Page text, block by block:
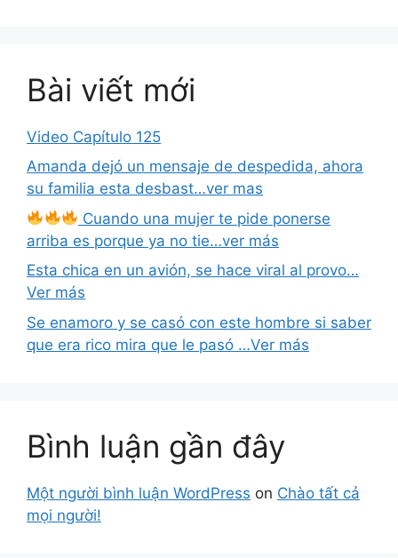
Bài viết mới
Video Capítulo 125
Amanda dejó un mensaje de despedida, ahora
su familia esta desbast…ver mas
Cuando una mujer te pide ponerse
arriba es porque ya no tie…ver más
Esta chica en un avión, se hace viral al provo…
Ver más
Se enamoro y se casó con este hombre si saber
que era rico mira que le pasó …Ver más
Bình luận gần đây
Một người bình luận WordPress on Chào tất cả
mọi người!